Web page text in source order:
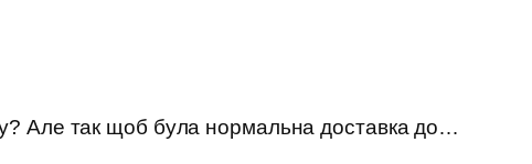
Але так щоб була нормальна доставка до…